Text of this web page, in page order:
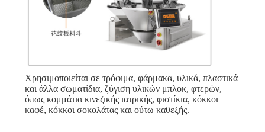
Χρησιμοποιείται σε τρόφιμα, φάρμακα, υλικά, πλαστικά
και άλλα σωματίδια, ζύγιση υλικών μπλοκ, φτερών,
όπως κομμάτια κινεζικής ιατρικής, φιστίκια, κόκκοι
καφέ, κόκκοι σοκολάτας και ούτω καθεξής.